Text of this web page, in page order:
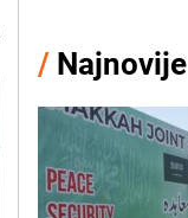
/ Najnovije